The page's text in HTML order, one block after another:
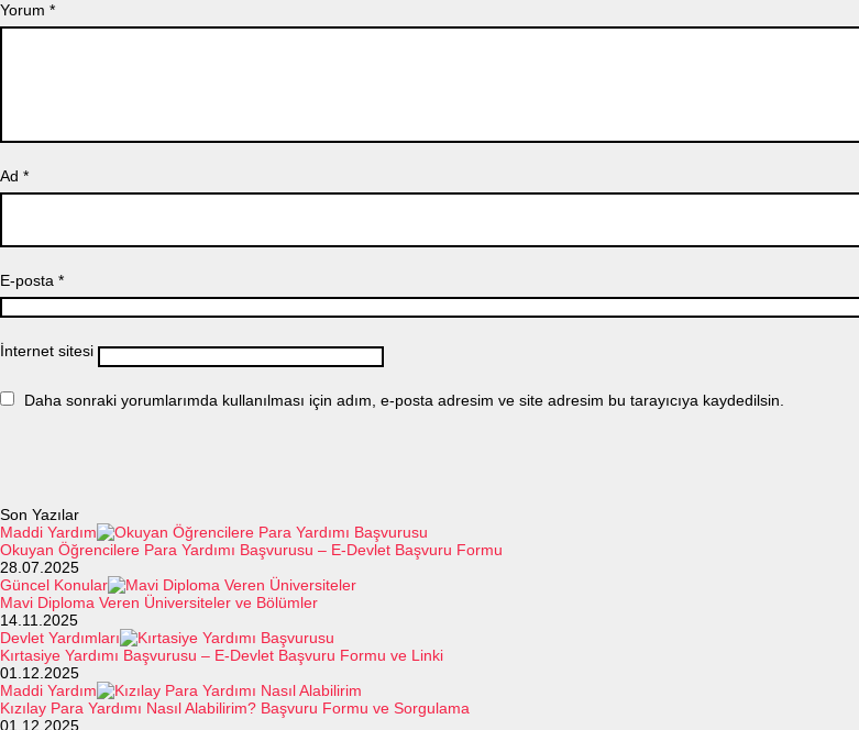
Yorum *
Ad *
E-posta *
İnternet sitesi
Daha sonraki yorumlarımda kullanılması için adım, e-posta adresim ve site adresim bu tarayıcıya kaydedilsin.
Son Yazılar
Maddi Yardım
Okuyan Öğrencilere Para Yardımı Başvurusu – E-Devlet Başvuru Formu
28.07.2025
Güncel Konular
Mavi Diploma Veren Üniversiteler ve Bölümler
14.11.2025
Devlet Yardımları
Kırtasiye Yardımı Başvurusu – E-Devlet Başvuru Formu ve Linki
01.12.2025
Maddi Yardım
Kızılay Para Yardımı Nasıl Alabilirim? Başvuru Formu ve Sorgulama
01.12.2025